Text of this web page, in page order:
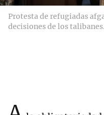
Protesta de refugiadas
decisiones de los talibanes.